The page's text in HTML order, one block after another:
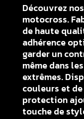
Découvrez
motocross.
de haute
adhérence
garder un
même dans
extrêmes.
couleurs et
protection
touche de